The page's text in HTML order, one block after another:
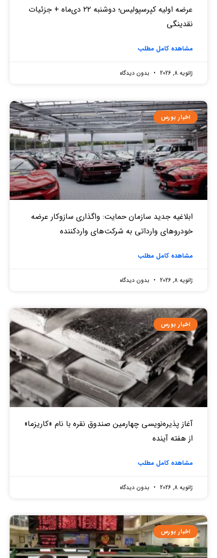
عرضه اولیه کپرسپولیس؛ دوشنبه ۲۲ دی‌ماه + جزئیات
نقدینگی
مشاهده کامل مطلب
ژانویه 8, 2026 بدون دیدگاه
اخبار بورس
ابلاغیه جدید سازمان حمایت: واگذاری سازوکار عرضه
خودروهای وارداتی به شرکت‌های واردکننده
مشاهده کامل مطلب
ژانویه 8, 2026 بدون دیدگاه
اخبار بورس
آغاز پذیره‌نویسی چهارمین صندوق نقره‌ با نام «کاریزما»
از هفته آینده
مشاهده کامل مطلب
ژانویه 8, 2026 بدون دیدگاه
اخبار بورس